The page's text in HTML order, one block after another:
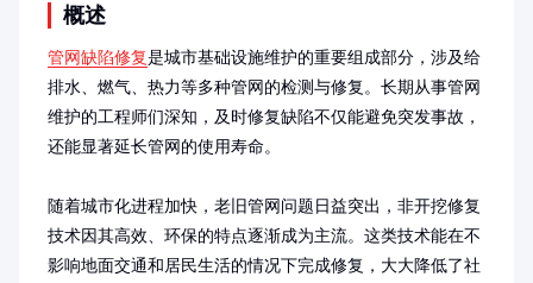
概述
管网缺陷修复是城市基础设施维护的重要组成部分，涉及给
排水、燃气、热力等多种管网的检测与修复。长期从事管网
维护的工程师们深知，及时修复缺陷不仅能避免突发事故，
还能显著延长管网的使用寿命。
随着城市化进程加快，老旧管网问题日益突出，非开挖修复
技术因其高效、环保的特点逐渐成为主流。这类技术能在不
影响地面交通和居民生活的情况下完成修复，大大降低了社